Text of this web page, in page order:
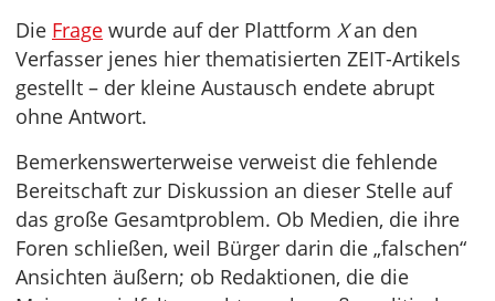
Die Frage wurde auf der Plattform Xan den
Verfasser jenes hier thematisierten ZEIT-Artikels
gestellt – der kleine Austausch endete abrupt
ohne Antwort.
Bemerkenswerterweise verweist die fehlende
Bereitschaft zur Diskussion an dieser Stelle auf
das große Gesamtproblem. Ob Medien, die ihre
Foren schließen, weil Bürger darin die „falschen“
Ansichten äußern; ob Redaktionen, die die